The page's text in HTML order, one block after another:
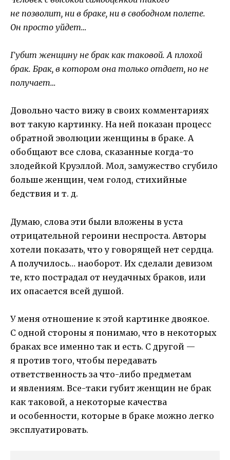
не позволит, ни в браке, ни в свободном полете.
Он просто уйдет…
Губит женщину не брак как таковой. А плохой
брак. Брак, в котором она только отдает, но не
получает…
Довольно часто вижу в своих комментариях
вот такую картинку. На ней показан процесс
обратной эволюции женщины в браке. А
обобщают все слова, сказанные когда-то
злодейкой Круэллой. Мол, замужество сгубило
больше женщин, чем голод, стихийные
бедствия и т. д.
Думаю, слова эти были вложены в уста
отрицательной героини неспроста. Авторы
хотели показать, что у говорящей нет сердца.
А получилось… наоборот. Их сделали девизом
те, кто пострадал от неудачных браков, или
их опасается всей душой.
У меня отношение к этой картинке двоякое.
С одной стороны я понимаю, что в некоторых
браках все именно так и есть. С другой —
я против того, чтобы передавать
ответственность за что-либо предметам
и явлениям. Все-таки губит женщин не брак
как таковой, а некоторые качества
и особенности, которые в браке можно легко
эксплуатировать.